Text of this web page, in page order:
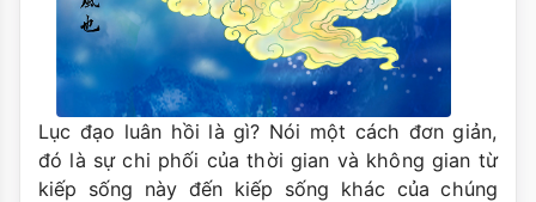
Lục đạo luân hồi là gì? Nói một cách đơn giản,
đó là sự chi phối của thời gian và không gian từ
kiếp sống này đến kiếp sống khác của chúng